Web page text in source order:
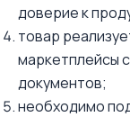
доверие к
товар
маркетплейсы
документов;
необходимо